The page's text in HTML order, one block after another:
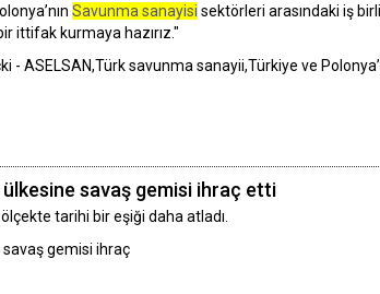
Savunma sanayisi sektörleri arasındaki iş
ittifak kurmaya hazırız."
- ASELSAN,Türk savunma sanayii,Türkiye ve
savaş gemisi ihraç etti
tarihi bir eşiği daha atladı.
savaş gemisi ihraç